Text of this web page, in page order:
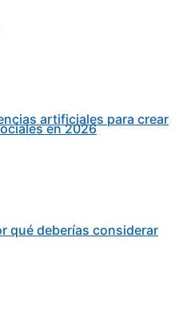
artificiales para crear
en 2026
qué deberías considerar